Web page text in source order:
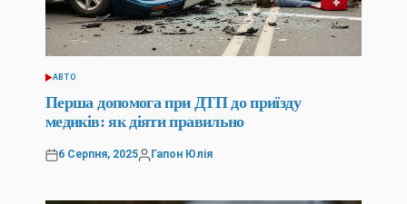
ОПУБЛІКУВАТИ
У
АВТО
Перша допомога при ДТП до приїзду
медиків: як діяти правильно
Оприлюднено
6 Серпня, 2025
Опубліковано
Гапон Юлія